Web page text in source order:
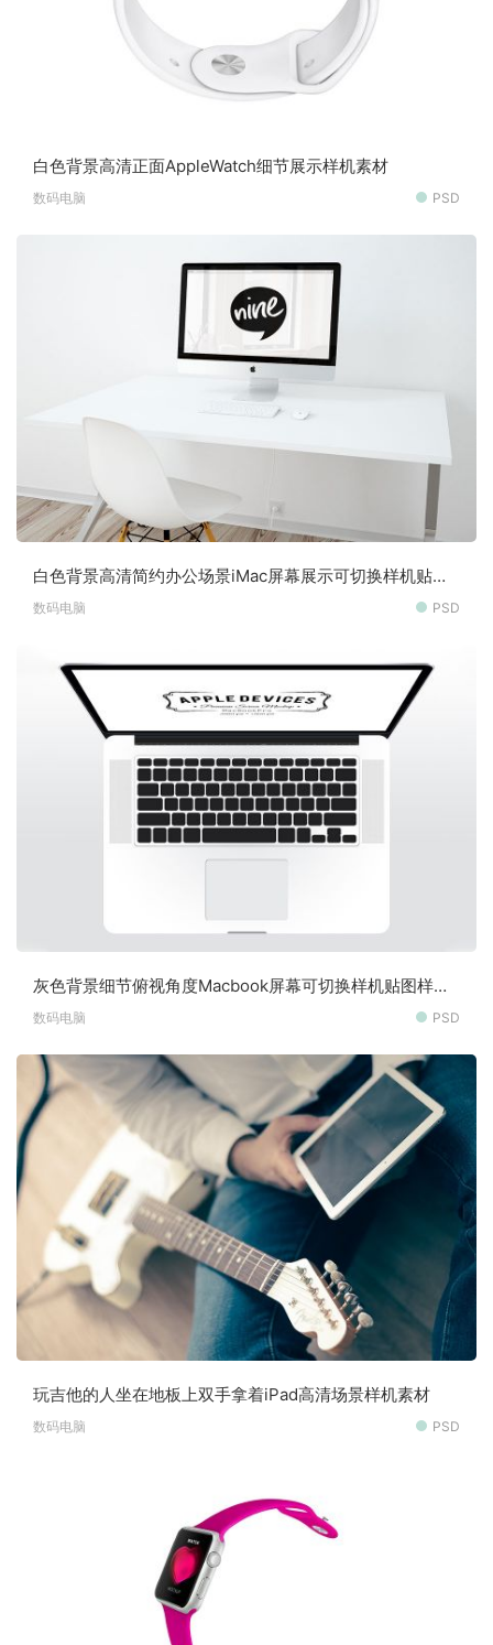
白色背景高清正面AppleWatch细节展示样机素材
数码电脑 PSD
白色背景高清简约办公场景iMac屏幕展示可切换样机贴图
素材
数码电脑 PSD
灰色背景细节俯视角度Macbook屏幕可切换样机贴图样机
素材
数码电脑 PSD
玩吉他的人坐在地板上双手拿着iPad高清场景样机素材
数码电脑 PSD